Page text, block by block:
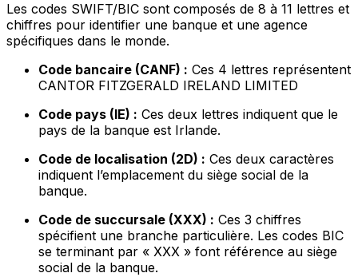
Les codes SWIFT/BIC sont composés de 8 à 11 lettres et
chiffres pour identifier une banque et une agence
spécifiques dans le monde.
Code bancaire (CANF) : Ces 4 lettres représentent
CANTOR FITZGERALD IRELAND LIMITED
Code pays (IE) : Ces deux lettres indiquent que le
pays de la banque est Irlande.
Code de localisation (2D) : Ces deux caractères
indiquent l’emplacement du siège social de la
banque.
Code de succursale (XXX) : Ces 3 chiffres
spécifient une branche particulière. Les codes BIC
se terminant par « XXX » font référence au siège
social de la banque.